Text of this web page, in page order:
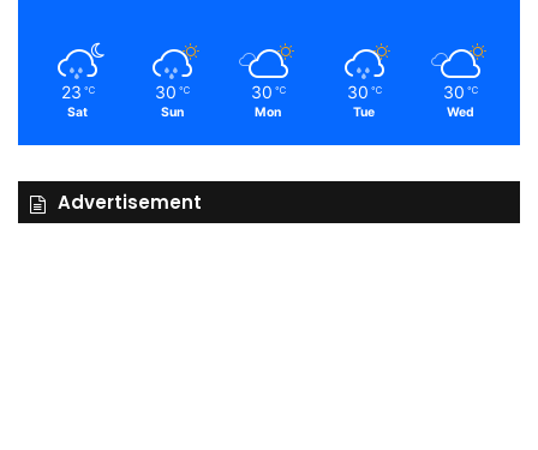
23 ℃
Sat
30 ℃
Sun
30 ℃
Mon
30 ℃
Tue
30 ℃
Wed
Advertisement